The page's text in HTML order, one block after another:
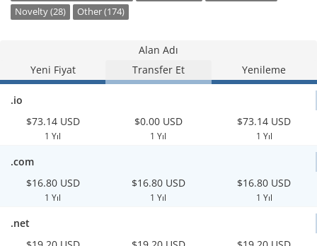
Novelty (28)
Other (174)
Alan Adı
Yeni Fiyat
Transfer Et Yenileme
.io
$73.14 USD
1 Yıl
$0.00 USD
1 Yıl
$73.14 USD
1 Yıl
.com
$16.80 USD
1 Yıl
$16.80 USD
1 Yıl
$16.80 USD
1 Yıl
.net